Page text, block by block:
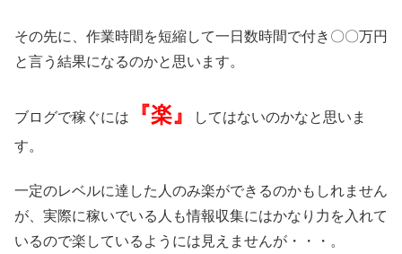
その先に、作業時間を短縮して一日数時間で付き〇〇万円
と言う結果になるのかと思います。
ブログで稼ぐには 『楽』
してはないのかなと思いま
す。
一定のレベルに達した人のみ楽ができるのかもしれません
が、実際に稼いでいる人も情報収集にはかなり力を入れて
いるので楽しているようには見えませんが・・・。